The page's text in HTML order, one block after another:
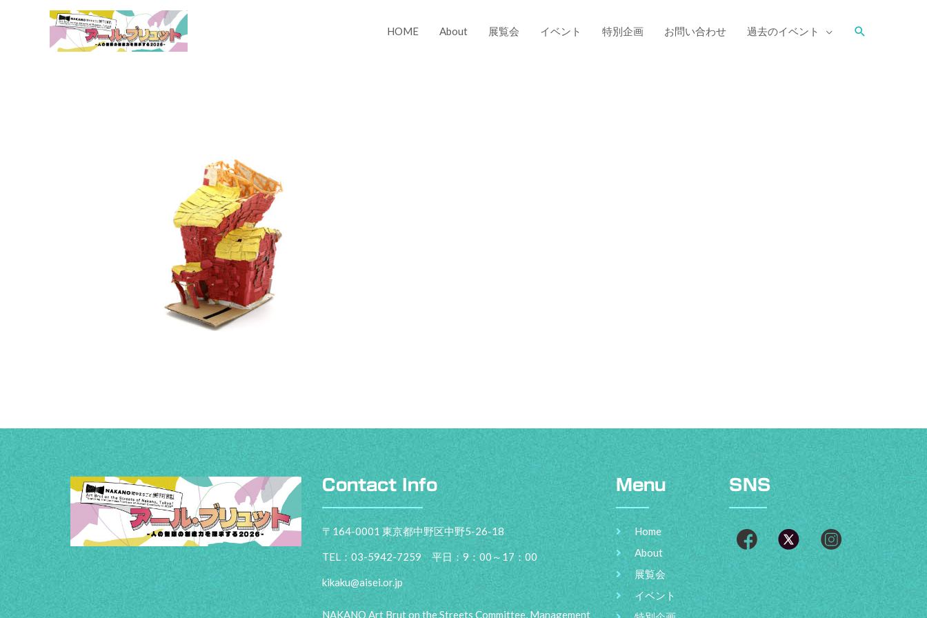
HOME About 展覧会 イベント 特別企画 お問い合わせ 過去のイベント
Contact Info
〒164-0001 東京都中野区中野5-26-18
TEL：03-5942-7259 平日：9：00～17：00
kikaku@aisei.or.jp
NAKANO Art Brut on the Streets Committee, Management
Menu
Home
About
展覧会
イベント
SNS